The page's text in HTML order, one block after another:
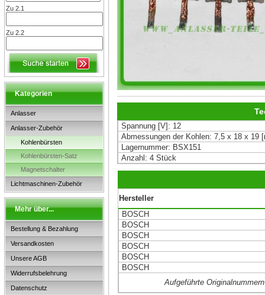
Zu 2.1
Zu 2.2
Kategorien
Anlasser
Anlasser-Zubehör
Kohlenbürsten
Kohlenbürsten-Satz
Magnetschalter
Lichtmaschinen-Zubehör
Mehr über...
Bestellung & Bezahlung
Versandkosten
Unsere AGB
Widerrufsbelehrung
Datenschutz
Spannung [V]: 12
Abmessungen der Kohlen: 7,5 x 18 x 19
Lagernummer: BSX151
Anzahl: 4 Stück
Hersteller
Aufgeführte
BOSCH
BOSCH
BOSCH
BOSCH
BOSCH
BOSCH